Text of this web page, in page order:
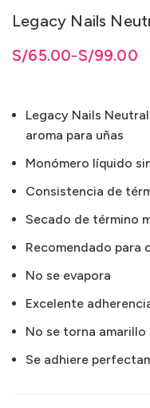
Legacy Nails
S/65.00-S/99.00
hasta S/99.00
hastaS/99.00
Legacy Nails
aroma para uñas
Monómero líquido
Consistencia de
Secado de término
Recomendado para
No se evapora
Excelente
No se torna amarillo
Se adhiere